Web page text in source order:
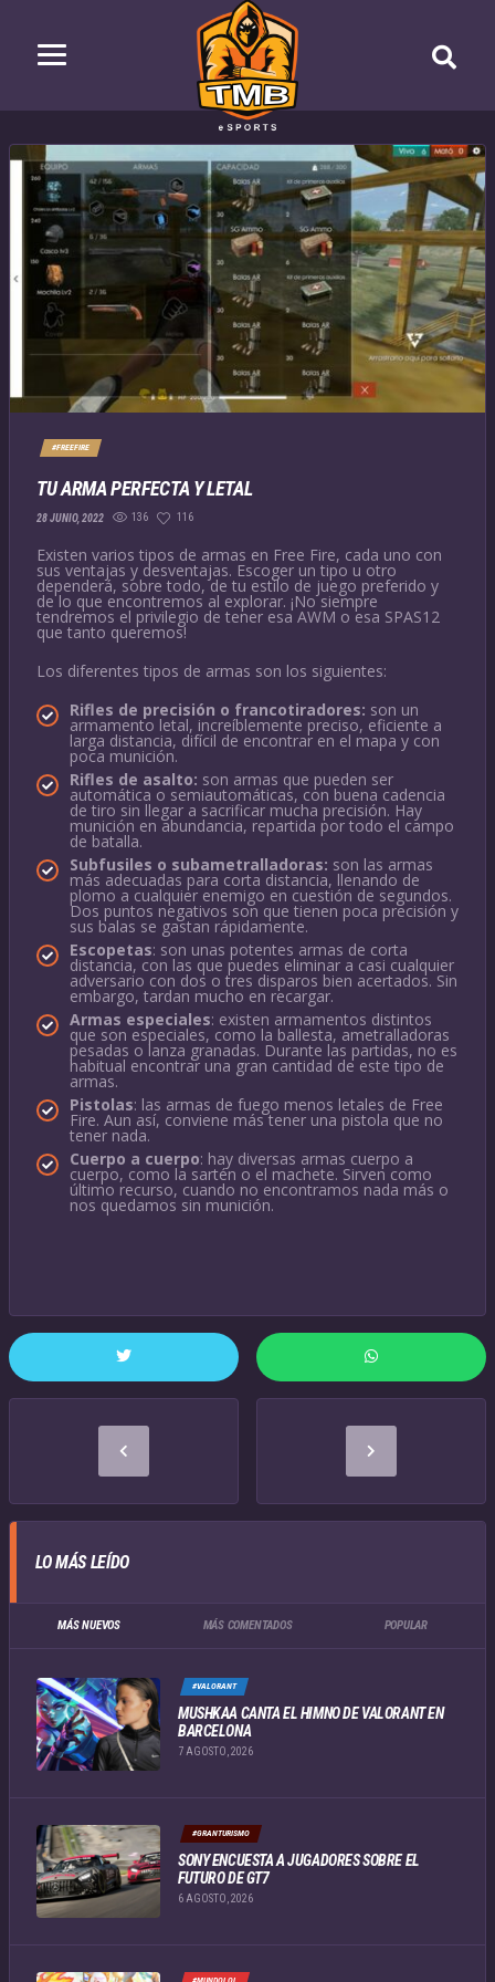
#FREEFIRE
TU ARMA PERFECTA Y LETAL
28 JUNIO, 2022 136 116
Existen varios tipos de armas en Free Fire, cada uno con
sus ventajas y desventajas. Escoger un tipo u otro
dependerá, sobre todo, de tu estilo de juego preferido y
de lo que encontremos al explorar. ¡No siempre
tendremos el privilegio de tener esa AWM o esa SPAS12
que tanto queremos!
Los diferentes tipos de armas son los siguientes:
Rifles de precisión o francotiradores: son un
armamento letal, increíblemente preciso, eficiente a
larga distancia, difícil de encontrar en el mapa y con
poca munición.
Rifles de asalto: son armas que pueden ser
automática o semiautomáticas, con buena cadencia
de tiro sin llegar a sacrificar mucha precisión. Hay
munición en abundancia, repartida por todo el campo
de batalla.
Subfusiles o subametralladoras: son las armas
más adecuadas para corta distancia, llenando de
plomo a cualquier enemigo en cuestión de segundos.
Dos puntos negativos son que tienen poca precisión y
sus balas se gastan rápidamente.
Escopetas: son unas potentes armas de corta
distancia, con las que puedes eliminar a casi cualquier
adversario con dos o tres disparos bien acertados. Sin
embargo, tardan mucho en recargar.
Armas especiales: existen armamentos distintos
que son especiales, como la ballesta, ametralladoras
pesadas o lanza granadas. Durante las partidas, no es
habitual encontrar una gran cantidad de este tipo de
armas.
Pistolas: las armas de fuego menos letales de Free
Fire. Aun así, conviene más tener una pistola que no
tener nada.
Cuerpo a cuerpo: hay diversas armas cuerpo a
cuerpo, como la sartén o el machete. Sirven como
último recurso, cuando no encontramos nada más o
nos quedamos sin munición.
LO MÁS LEÍDO
MÁS NUEVOS MÁS COMENTADOS POPULAR
#VALORANT
MUSHKAA CANTA EL HIMNO DE VALORANT EN
BARCELONA
7 AGOSTO, 2026
#GRANTURISMO
SONY ENCUESTA A JUGADORES SOBRE EL
FUTURO DE GT7
6 AGOSTO, 2026